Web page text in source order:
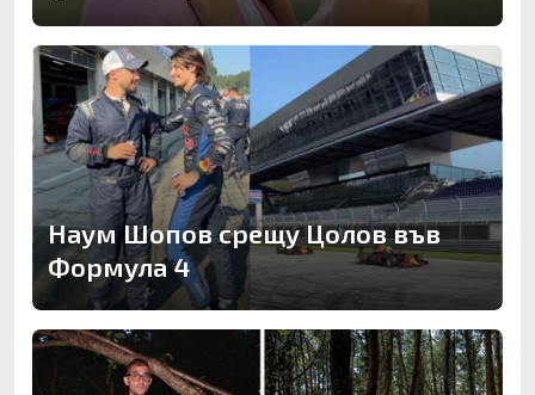
Наум Шопов срещу Цолов във
Формула 4